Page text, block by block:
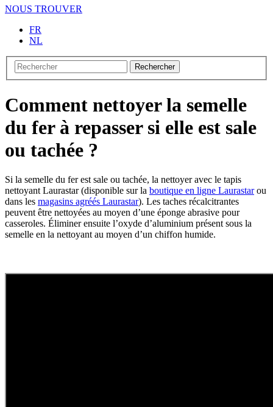
NOUS TROUVER
FR
NL
Rechercher
Comment nettoyer la semelle
du fer à repasser si elle est sale
ou tachée ?
Si la semelle du fer est sale ou tachée, la nettoyer avec le tapis
nettoyant Laurastar (disponible sur la boutique en ligne Laurastarou
dans les magasins agréés Laurastar). Les taches récalcitrantes
peuvent être nettoyées au moyen d’une éponge abrasive pour
casseroles. Éliminer ensuite l’oxyde d’aluminium présent sous la
semelle en la nettoyant au moyen d’un chiffon humide.